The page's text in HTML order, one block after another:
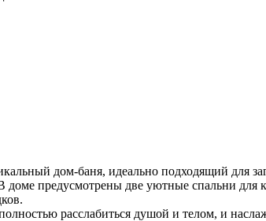
дом-баня, идеально подходящий для
предусмотрены две уютные спальни для
расслабиться душой и телом, и